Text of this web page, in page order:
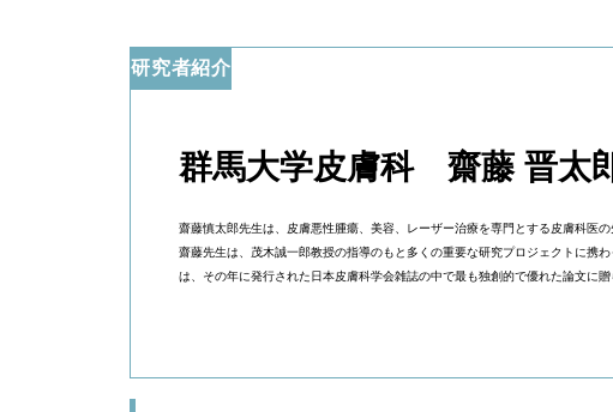
研究者紹介
群馬大学皮膚科 齋藤 晋太
齋藤慎太郎先生は、皮膚悪性腫瘍、美容、レーザー治療を専門とする皮膚科医の
齋藤先生は、茂木誠一郎教授の指導のもと多くの重要な研究プロジェクトに携
は、その年に発行された日本皮膚科学会雑誌の中で最も独創的で優れた論文に贈